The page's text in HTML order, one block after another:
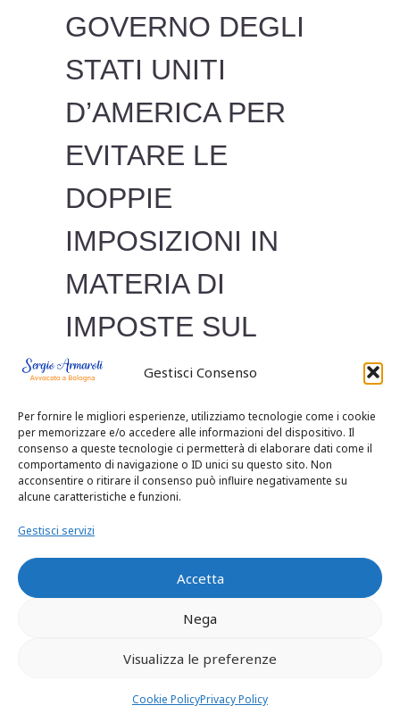
Gestisci Consenso
Per fornire le migliori esperienze, utilizziamo tecnologie come i cookie
per memorizzare e/o accedere alle informazioni del dispositivo. Il
consenso a queste tecnologie ci permetterà di elaborare dati come il
comportamento di navigazione o ID unici su questo sito. Non
acconsentire o ritirare il consenso può influire negativamente su
alcune caratteristiche e funzioni.
Gestisci servizi
Accetta
Nega
Visualizza le preferenze
Cookie PolicyPrivacy Policy
GOVERNO DEGLI
STATI UNITI
D’AMERICA PER
EVITARE LE
DOPPIE
IMPOSIZIONI IN
MATERIA DI
IMPOSTE SUL
REDDITO E PER
PREVENIRE LE
FRODI O LE
EVASIONI FISCALI,
CON
PROTOCOLLO E
VERBALE
D’INTESA, FATTA A
WASHINGTON IL 25